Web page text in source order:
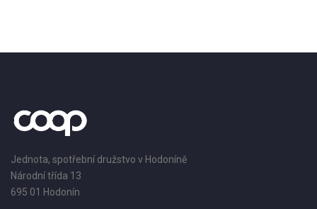
Jednota, spotřební družstvo v Hodoníně
Národní třída 13
695 01 Hodonín